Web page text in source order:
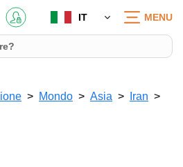
IT MENU
Mondo Asia
Iran